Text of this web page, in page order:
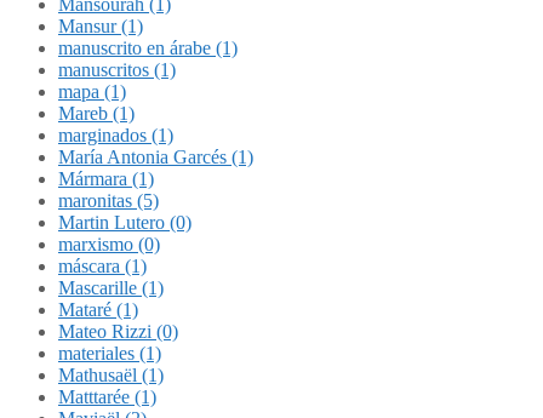
Mansourah (1)
Mansur (1)
manuscrito en árabe (1)
manuscritos (1)
mapa (1)
Mareb (1)
marginados (1)
María Antonia Garcés (1)
Mármara (1)
maronitas (5)
Martin Lutero (0)
marxismo (0)
máscara (1)
Mascarille (1)
Mataré (1)
Mateo Rizzi (0)
materiales (1)
Mathusaël (1)
Matttarée (1)